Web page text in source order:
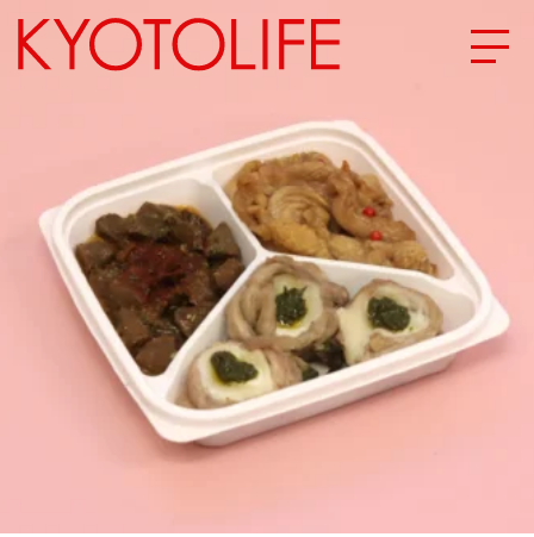
エリアから探す
地図から探す
カテゴリーから探す
SPECIAL
NEW OPEN